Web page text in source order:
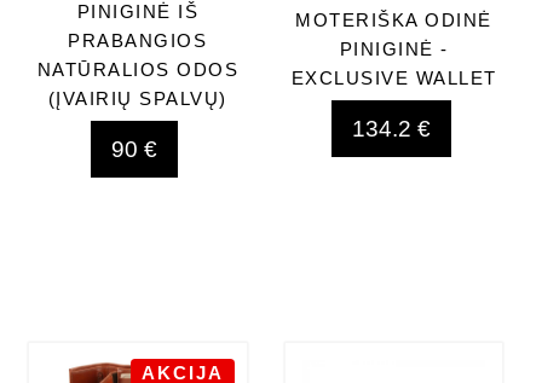
PINIGINĖ IŠ
PRABANGIOS
NATŪRALIOS ODOS
(ĮVAIRIŲ SPALVŲ)
90 €
MOTERIŠKA ODINĖ
PINIGINĖ -
EXCLUSIVE WALLET
134.2 €
AKCIJA